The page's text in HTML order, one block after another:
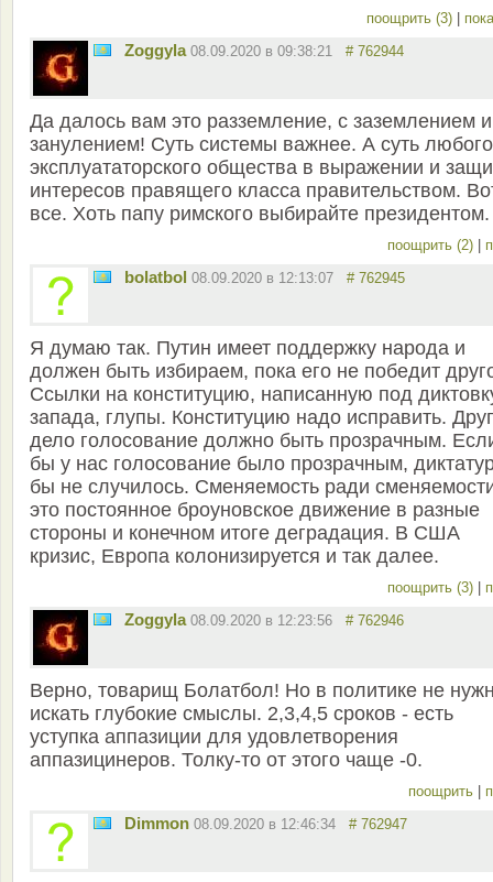
поощрить (3)
Zoggyla 08.09.2020 в 09:38:21 # 762944
Да далось вам это разземление, с заземлением и
занулением! Суть системы важнее. А суть любого
эксплуататорского общества в выражении и
интересов правящего класса правительством.
все. Хоть папу римского выбирайте президентом.
поощрить (2)
bolatbol 08.09.2020 в 12:13:07 # 762945
Я думаю так. Путин имеет поддержку народа и
должен быть избираем, пока его не победит
Ссылки на конституцию, написанную под
запада, глупы. Конституцию надо исправить.
дело голосование должно быть прозрачным.
бы у нас голосование было прозрачным,
бы не случилось. Сменяемость ради
это постоянное броуновское движение в разные
стороны и конечном итоге деградация. В США
кризис, Европа колонизируется и так далее.
поощрить (3)
Zoggyla 08.09.2020 в 12:23:56 # 762946
Верно, товарищ Болатбол! Но в политике не
искать глубокие смыслы. 2,3,4,5 сроков - есть
уступка аппазиции для удовлетворения
аппазицинеров. Толку-то от этого чаще -0.
поощрить
Dimmon 08.09.2020 в 12:46:34 # 762947